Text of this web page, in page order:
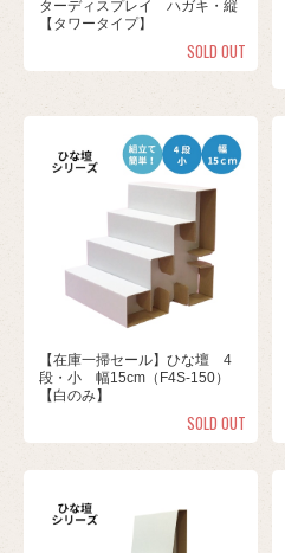
ターディスプレイ ハガキ・縦
【タワータイプ】
SOLD OUT
【在庫一掃セール】ひな壇 4
段・小 幅15cm（F4S-150）
【白のみ】
SOLD OUT